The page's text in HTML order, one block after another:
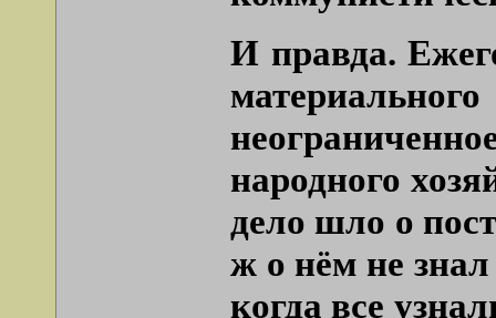
И правда.
народного
дело шло о
ж о нём не
когда все